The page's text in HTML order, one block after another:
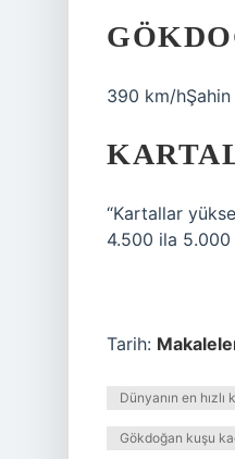
390 km/hŞahin
“Kartallar
4.500 ila 5.000
Tarih:
Dünyanın en
Gökdoğan kuşu